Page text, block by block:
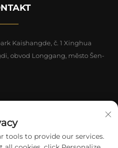
Kaishangde, č. 1 Xinghua
obvod Longgang, město Šen-
tools to provide our services.